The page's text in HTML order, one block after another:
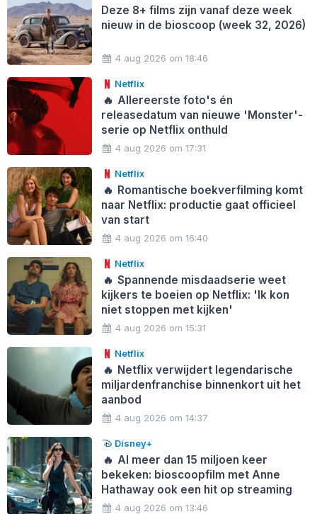
Deze 8+ films zijn vanaf deze week
nieuw in de bioscoop (week 32, 2026)
4 aug 2026 om 18:46
Netflix
🔥 Allereerste foto's én
releasedatum van nieuwe 'Monster'-
serie op Netflix onthuld
4 aug 2026 om 17:31
Netflix
🔥 Romantische boekverfilming komt
naar Netflix: productie gaat officieel
van start
4 aug 2026 om 16:40
Netflix
🔥 Spannende misdaadserie weet
kijkers te boeien op Netflix: 'Ik kon
niet stoppen met kijken'
4 aug 2026 om 15:31
Netflix
🔥 Netflix verwijdert legendarische
miljardenfranchise binnenkort uit het
aanbod
4 aug 2026 om 14:37
Disney+
🔥 Al meer dan 15 miljoen keer
bekeken: bioscoopfilm met Anne
Hathaway ook een hit op streaming
4 aug 2026 om 13:46